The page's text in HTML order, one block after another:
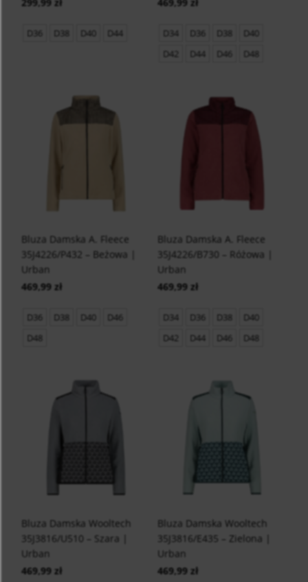
D36 D38 D40 D44 D34 D36 D38
D40
D42
D44 D46 D48
Bluza Damska A. Fleece
35J4226/P432 – Beżowa |
Urban
469,99 zł
D36 D38 D40
D46
D48
Bluza Damska A. Fleece
35J4226/B730 – Różowa |
Urban
469,99 zł
D34 D36 D38
D40
D42
D44 D46 D48
Bluza Damska Wooltech
35J3816/U510 – Szara |
Urban
469,99 zł
Bluza Damska Wooltech
35J3816/E435 – Zielona |
Urban
469,99 zł